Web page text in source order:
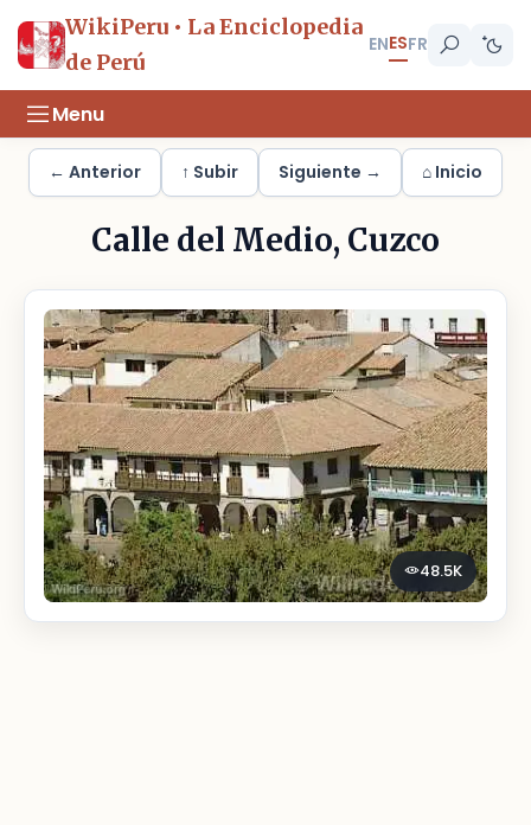
WikiPeru • La Enciclopedia
de Perú
ENESFR
Menu
← Anterior ↑ Subir Siguiente → ⌂ Inicio
Calle del Medio, Cuzco
48.5K